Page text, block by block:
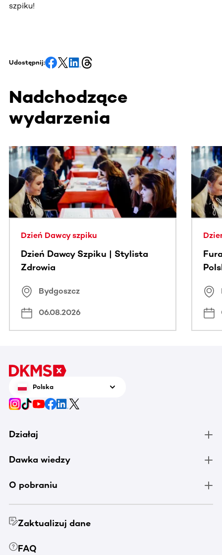
szpiku!
Udostępnij:
Nadchodzące
wydarzenia
Ta sekcja zawiera treści przewijane w poziomie. Użyj
Dzień Dawcy szpiku
Dzień Dawcy Szpiku | Stylista
Zdrowia
Bydgoszcz
06.08.2026
Polska
Działaj
Dawka wiedzy
O pobraniu
Zaktualizuj dane
FAQ